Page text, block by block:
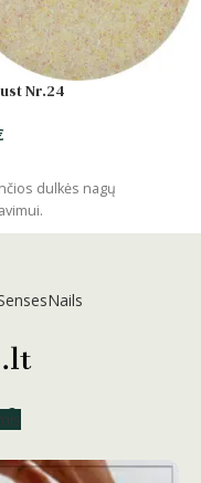
Nr.24
dulkės nagų